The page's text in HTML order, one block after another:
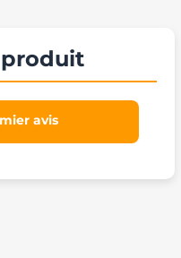
produit
avis